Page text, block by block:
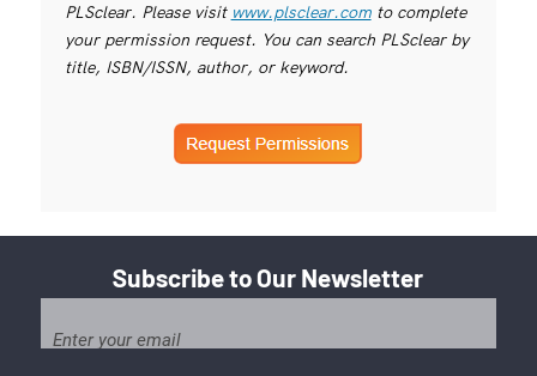
PLSclear. Please visit www.plsclear.comto complete
your permission request. You can search PLSclear by
title, ISBN/ISSN, author, or keyword.
Subscribe to Our Newsletter